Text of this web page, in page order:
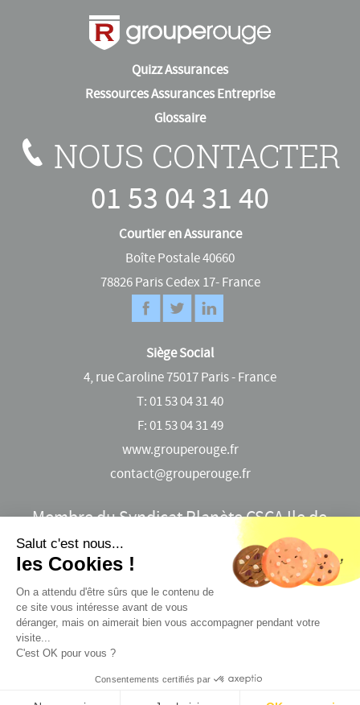
Quizz Assurances
Ressources Assurances Entreprise
Glossaire
NOUS CONTACTER
01 53 04 31 40
Courtier en Assurance
Boîte Postale 40660
78826 Paris Cedex 17- France
Siège Social
4, rue Caroline 75017 Paris - France
T:01 53 04 31 40
F: 01 53 04 31 49
www.grouperouge.fr
contact@grouperouge.fr
Membre du Syndicat Planète CSCA Ile de
Données personnelles-Indices
Assurances IARD-Plafond Sécurité Sociale
Rouge 2026 -
Administration
Salut c'est nous...
les Cookies !
On a attendu d'être sûrs que le contenu de
ce site vous intéresse avant de vous
déranger, mais on aimerait bien vous accompagner pendant votre
visite...
C'est OK pour vous ?
Consentements certifiés par